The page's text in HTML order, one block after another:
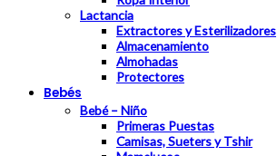
Lactancia
Extractores y Esterilizadores
Almacenamiento
Almohadas
Protectores
Bebés
Bebé – Niño
Primeras Puestas
Camisas, Sueters y Tshir